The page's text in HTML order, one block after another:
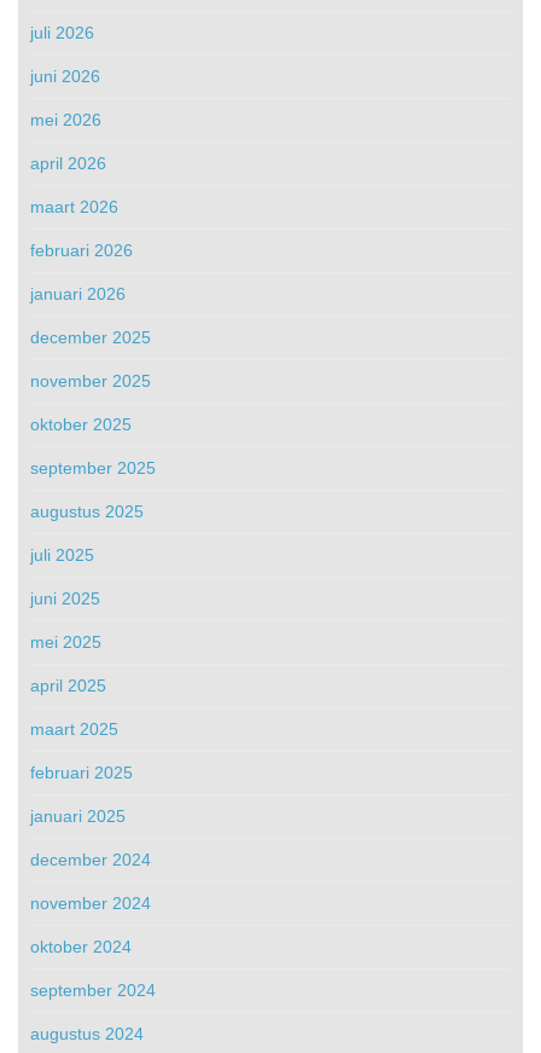
juli 2026
juni 2026
mei 2026
april 2026
maart 2026
februari 2026
januari 2026
december 2025
november 2025
oktober 2025
september 2025
augustus 2025
juli 2025
juni 2025
mei 2025
april 2025
maart 2025
februari 2025
januari 2025
december 2024
november 2024
oktober 2024
september 2024
augustus 2024